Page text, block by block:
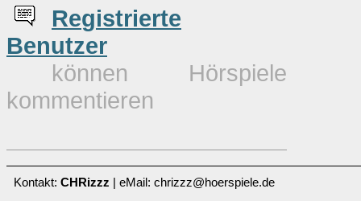
Registrierte
Benutzer
können Hörspiele
kommentieren
Kontakt: CHRizzz | eMail: chrizzz@hoerspiele.de